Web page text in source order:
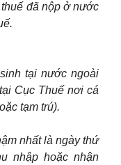
đã nộp ở nước
tại nước ngoài
Cục Thuế nơi cá
tạm trú).
nhất là ngày thứ
nhập hoặc nhận